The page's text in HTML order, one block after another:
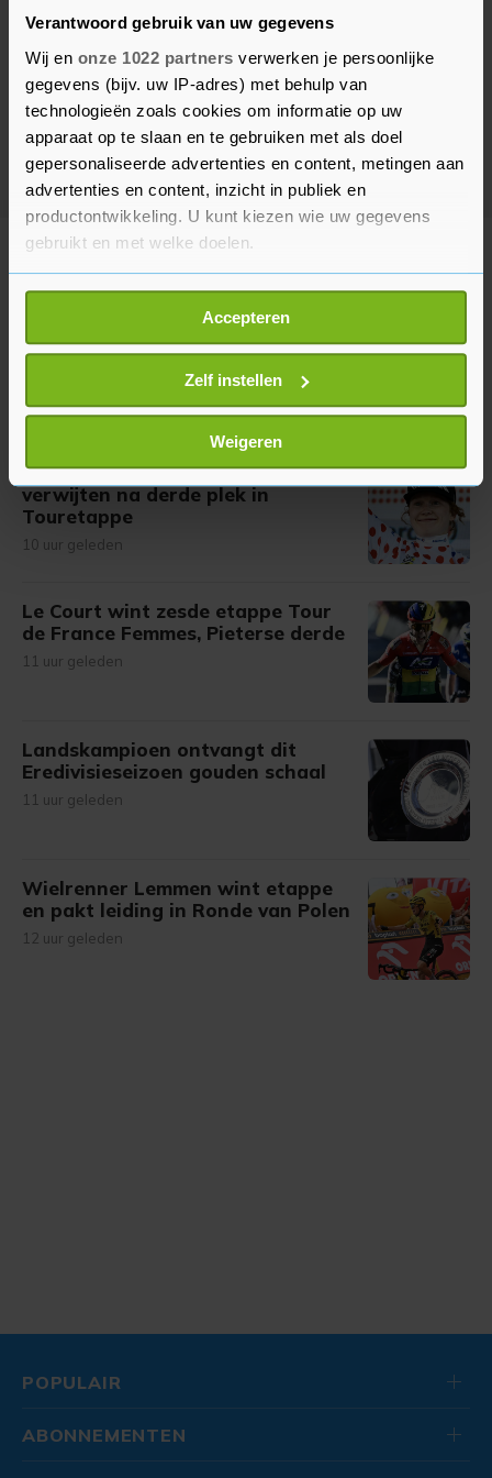
Verantwoord gebruik van uw gegevens
Wij en onze 1022 partners verwerken je persoonlijke
gegevens (bijv. uw IP-adres) met behulp van
technologieën zoals cookies om informatie op uw
apparaat op te slaan en te gebruiken met als doel
gepersonaliseerde advertenties en content, metingen aan
advertenties en content, inzicht in publiek en
productontwikkeling. U kunt kiezen wie uw gegevens
gebruikt en met welke doelen.
Als u het toestaat, willen we ook graag:
Informatie verzamelen over uw geografische
locatie, die tot een paar meter nauwkeurig kan zijn
Uw apparaat identificeren door het actief te
scannen op specifieke eigenschappen (fingerprinting)
Lees meer over hoe uw persoonlijke gegevens worden
verwerkt en stel uw voorkeuren in het
U kunt uw toestemming op elk moment wijzigen of
intrekken in de Cookieverklaring.
Met cookies werkt onze website beter en wordt jouw
onze cookiepagina kun je ons cookiebeleid bekijken en je
gemaakte keuze altijd wijzigen of intrekken.
Accepteren
Zelf instellen
Weigeren
Meer uit Sport
Wielrenner Lemmen voelde 'overal
pijn' na val voor winst in Polen
Pieterse kan zichzelf niets
verwijten na derde plek in
Touretappe
10 uur geleden
Le Court wint zesde etappe Tour
de France Femmes, Pieterse derde
11 uur geleden
Landskampioen ontvangt dit
Eredivisieseizoen gouden schaal
11 uur geleden
Wielrenner Lemmen wint etappe
en pakt leiding in Ronde van Polen
12 uur geleden
POPULAIR
ABONNEMENTEN